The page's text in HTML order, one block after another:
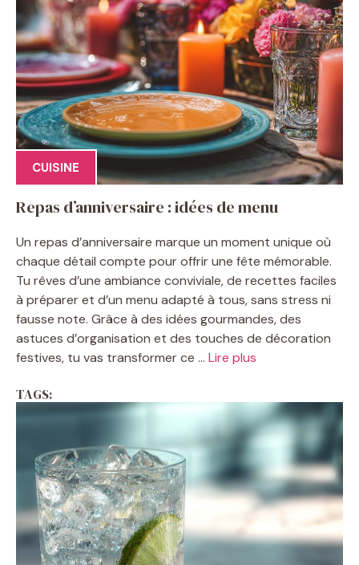
CUISINE
Repas d’anniversaire : idées de menu
Un repas d’anniversaire marque un moment unique où
chaque détail compte pour offrir une fête mémorable.
Tu rêves d’une ambiance conviviale, de recettes faciles
à préparer et d’un menu adapté à tous, sans stress ni
fausse note. Grâce à des idées gourmandes, des
astuces d’organisation et des touches de décoration
festives, tu vas transformer ce ... Lire plus
TAGS: